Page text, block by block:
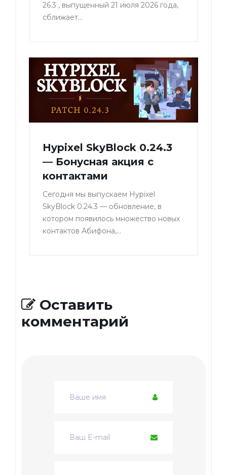
26.3 , выпущенный 21 июля 2026 года,
сближает...
Hypixel SkyBlock 0.24.3
— Бонусная акция с
контактами
Сегодня мы выпускаем Hypixel
SkyBlock 0.24.3 — обновление, в
котором появилось множество новых
контактов Абифона,...
Оставить
комментарий